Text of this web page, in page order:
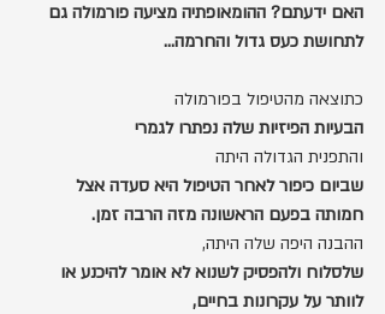
האם ידעתם? ההומאופתיה מציעה פורמולה גם
לתחושת כעס גדול והחרמה...
כתוצאה מהטיפול בפורמולה
הבעיות הפיזיות שלה נפתרו לגמרי
והתפנית הגדולה היתה
שביום כיפור לאחר הטיפול היא סעדה אצל
חמותה בפעם הראשונה מזה הרבה זמן.
ההבנה היפה שלה היתה,
שלסלוח ולהפסיק לשנוא לא אומר להיכנע או
לוותר על עקרונות בחיים,